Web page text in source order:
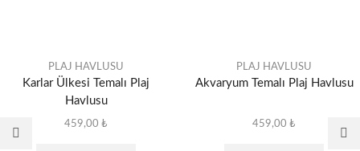
PLAJ HAVLUSU
Karlar Ülkesi Temalı Plaj
Havlusu
459,00 ₺
PLAJ HAVLUSU
Akvaryum Temalı Plaj Havlusu
459,00 ₺